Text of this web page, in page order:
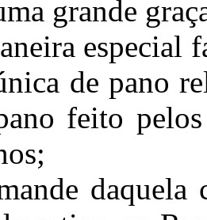
grande
especial
de pano
feito pelos